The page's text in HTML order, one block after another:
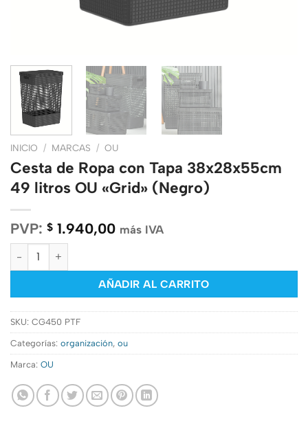
INICIO / MARCAS / OU
Cesta de Ropa con Tapa 38x28x55cm
49 litros OU «Grid» (Negro)
PVP: $ 1.940,00 más IVA
Cesta de Ropa con Tapa 38x28x55cm 49 litros OU "Grid"
AÑADIR AL CARRITO
SKU: CG450 PTF
Categorías: organización, ou
Marca: OU